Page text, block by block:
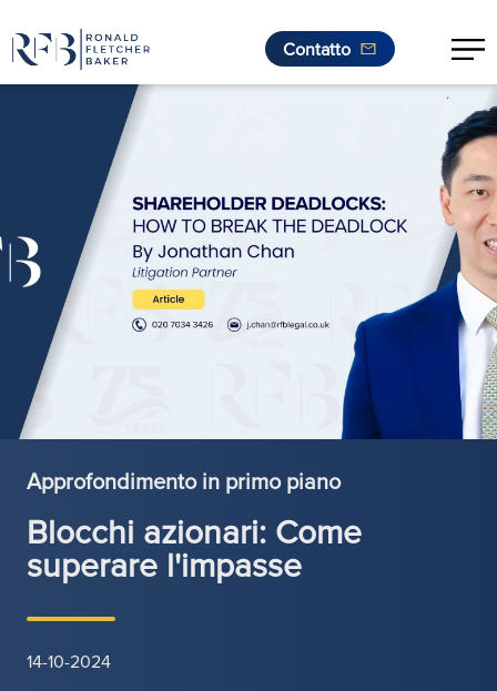
Contatto
.
Approfondimento in primo piano
Blocchi azionari: Come
superare l'impasse
14-10-2024